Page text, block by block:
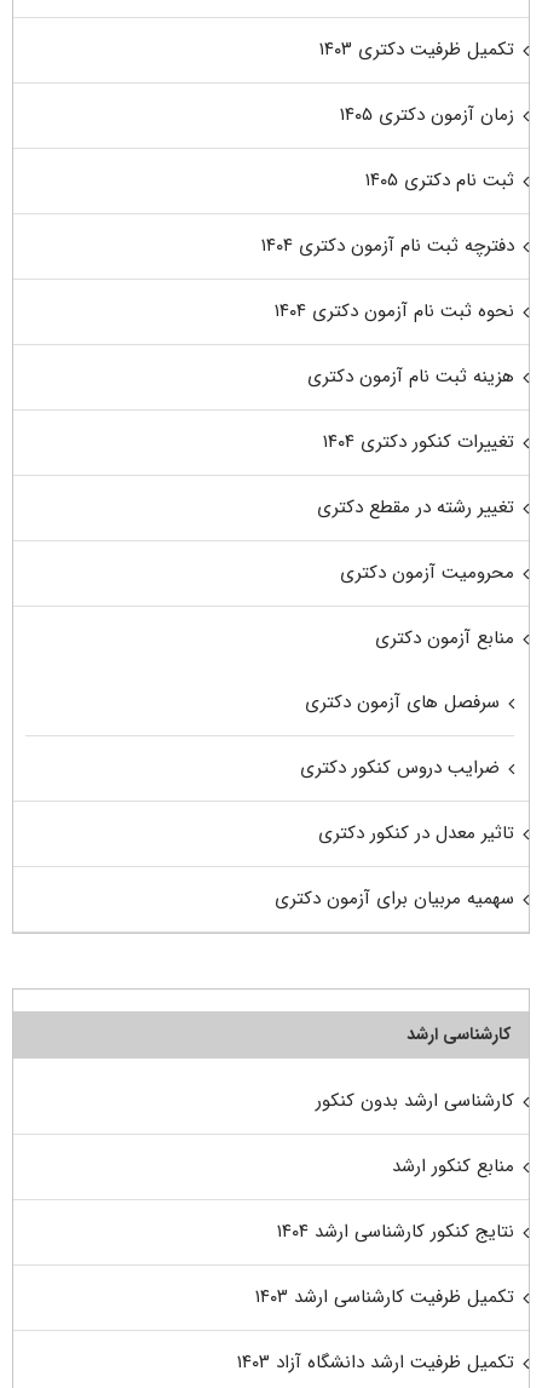
تکمیل ظرفیت دکتری ۱۴۰۳
زمان آزمون دکتری ۱۴۰۵
ثبت نام دکتری ۱۴۰۵
دفترچه ثبت نام آزمون دکتری ۱۴۰۴
نحوه ثبت نام آزمون دکتری ۱۴۰۴
هزینه ثبت نام آزمون دکتری
تغییرات کنکور دکتری ۱۴۰۴
تغییر رشته در مقطع دکتری
محرومیت آزمون دکتری
منابع آزمون دکتری
سرفصل های آزمون دکتری
ضرایب دروس کنکور دکتری
تاثیر معدل در کنکور دکتری
سهمیه مربیان برای آزمون دکتری
کارشناسی ارشد
کارشناسی ارشد بدون کنکور
منابع کنکور ارشد
نتایج کنکور کارشناسی ارشد ۱۴۰۴
تکمیل ظرفیت کارشناسی ارشد ۱۴۰۳
تکمیل ظرفیت ارشد دانشگاه آزاد ۱۴۰۳